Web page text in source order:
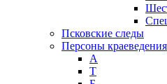
Псковские следы
Персоны краеведения
А
T